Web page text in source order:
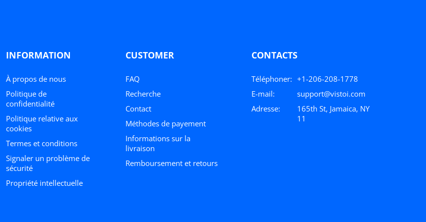
INFORMATION
À propos de nous
politique de
confidentialité
Politique relative aux
cookies
termes et conditions
Signaler un problème de
sécurité
Propriété intellectuelle
CUSTOMER
FAQ
Recherche
Contact
méthodes de payement
Informations sur la
livraison
Remboursement et retours
CONTACTS
Téléphoner: +1-206-208-1778
E-mail:
support@vistoi.com
Adresse:
165th St, Jamaica, NY
11